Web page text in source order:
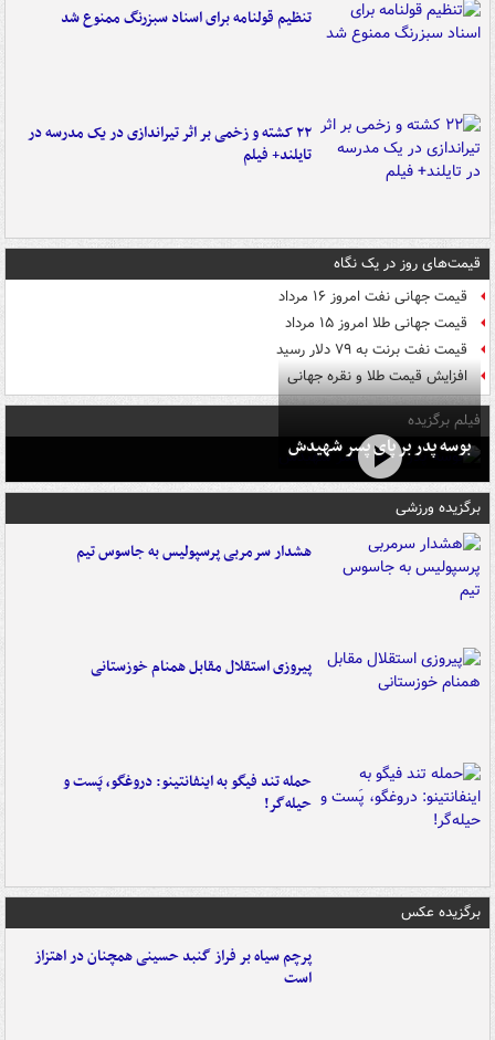
تنظیم قولنامه برای اسناد سبزرنگ ممنوع شد
۲۲ کشته و زخمی بر اثر تیراندازی در یک مدرسه در
تایلند+ فیلم
قیمت‌های روز در یک نگاه
قیمت جهانی نفت امروز ۱۶ مرداد
قیمت جهانی طلا امروز ۱۵ مرداد
قیمت نفت برنت به ۷۹ دلار رسید
افزایش قیمت طلا و نقره جهانی
فیلم برگزیده
بوسه‌ پدر بر پای پسر شهیدش
برگزیده ورزشی
هشدار سرمربی پرسپولیس به جاسوس تیم
پیروزی استقلال مقابل همنام خوزستانی
حمله تند فیگو به اینفانتینو: دروغگو، پَست‌ و
حیله‌گر!
برگزیده عکس
پرچم سیاه بر فراز گنبد حسینی همچنان در اهتزاز
است